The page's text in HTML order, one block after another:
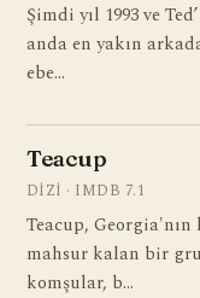
Şimdi yıl 1993 ve
anda en yakın
ebe…
Teacup
DIZI · IMDB 7.1
Teacup,
mahsur kalan bir
komşular, b…